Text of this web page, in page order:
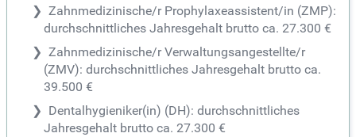
Zahnmedizinische/r Prophylaxeassistent/in (ZMP):
durchschnittliches Jahresgehalt brutto ca. 27.300 €
Zahnmedizinische/r Verwaltungsangestellte/r
(ZMV): durchschnittliches Jahresgehalt brutto ca.
39.500 €
Dentalhygieniker(in) (DH): durchschnittliches
Jahresgehalt brutto ca. 27.300 €